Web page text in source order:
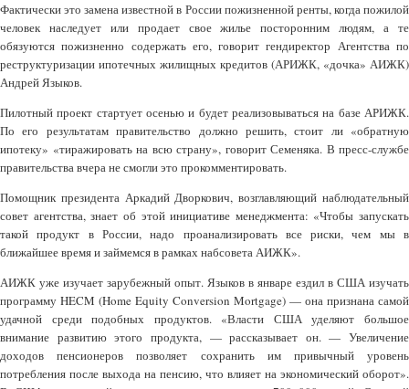
Фактически это замена известной в России пожизненной ренты, когда пожилой
человек наследует или продает свое жилье посторонним людям, а те
обязуются пожизненно содержать его, говорит гендиректор Агентства по
реструктуризации ипотечных жилищных кредитов (АРИЖК, «дочка» АИЖК)
Андрей Языков.
Пилотный проект стартует осенью и будет реализовываться на базе АРИЖК.
По его результатам правительство должно решить, стоит ли «обратную
ипотеку» «тиражировать на всю страну», говорит Семеняка. В пресс-службе
правительства вчера не смогли это прокомментировать.
Помощник президента Аркадий Дворкович, возглавляющий наблюдательный
совет агентства, знает об этой инициативе менеджмента: «Чтобы запускать
такой продукт в России, надо проанализировать все риски, чем мы в
ближайшее время и займемся в рамках набсовета АИЖК».
АИЖК уже изучает зарубежный опыт. Языков в январе ездил в США изучать
программу HECM (Home Equity Conversion Mortgage) — она признана самой
удачной среди подобных продуктов. «Власти США уделяют большое
внимание развитию этого продукта, — рассказывает он. — Увеличение
доходов пенсионеров позволяет сохранить им привычный уровень
потребления после выхода на пенсию, что влияет на экономический оборот».